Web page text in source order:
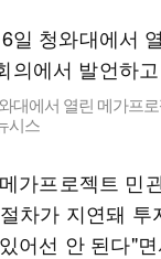
대에서 열린 메가프
시스
가프로젝트 민
차가 지연돼 투
어선 안 된다"